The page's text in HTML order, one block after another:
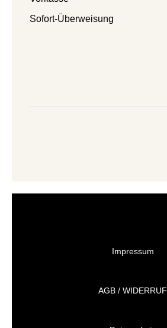
Sofort-Überweisung
Impressum
AGB / WIDERRUF